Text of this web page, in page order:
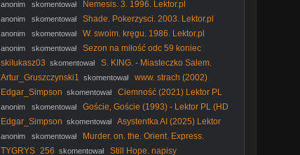
anonim skomentował Nemesis. 3. 1996. Lektor.pl
anonim skomentował Shade. Pokerzysci. 2003. Lektor.pl
anonim skomentował W. swoim. kręgu. 1986. Lektor.pl
anonim skomentował
Sezon na miłość odc 59 koniec
skiIukasz03 skomentował
S. KING. - Miasteczko Salem.
(1979) napisy
Artur_Gruszczynski1 skomentował
www. strach (2002)
Edgar_Simpson skomentował Ciemność (2021) Lektor PL
anonim skomentował
Goście, Goście (1993) - Lektor PL (HD
1080p + Poprawiony dźwięk)
Edgar_Simpson skomentował Asystentka AI (2025) Lektor
anonim skomentował
Murder. on. the. Orient. Express.
Morderstwo. w. Orient. Expressie. 2017. Lektor.pl
TYGRYS_256 skomentował Still Hope. napisy